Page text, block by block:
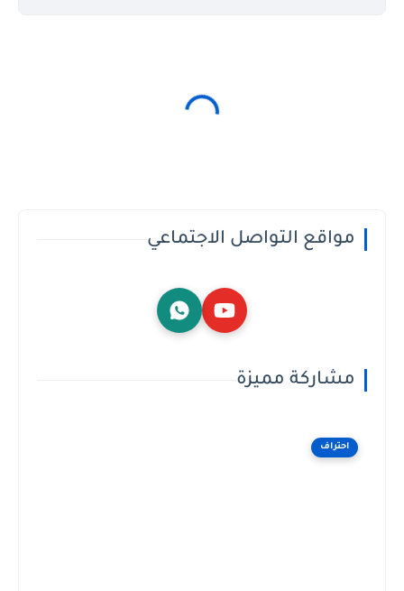
مواقع التواصل الاجتماعي
مشاركة مميزة
احتراف